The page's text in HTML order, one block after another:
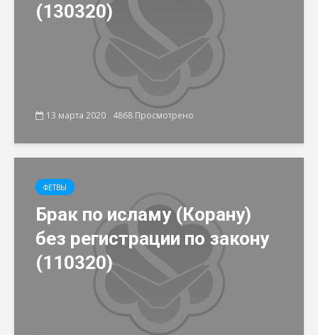
(130320)
13 марта 2020 4868 Просмотрено
ФЕТВЫ
Брак по исламу (Корану)
без регистрации по закону
(110320)